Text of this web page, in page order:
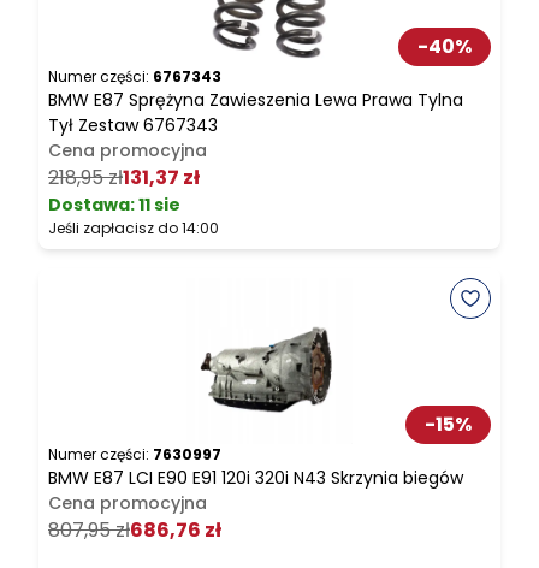
-40%
Numer części: 6767343
BMW E87 Sprężyna Zawieszenia Lewa Prawa Tylna
Tył Zestaw 6767343
Cena promocyjna
218,95 zł131,37 zł
Dostawa:11 sie
Jeśli zapłacisz do 14:00
-15%
Numer części: 7630997
BMW E87 LCI E90 E91 120i 320i N43 Skrzynia biegów
Cena promocyjna
807,95 zł686,76 zł